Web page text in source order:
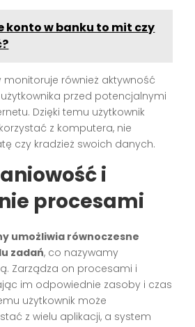
konto w banku to mit czy
również aktywność
przed potencjalnymi
Dzięki temu użytkownik
z komputera, nie
czy kradzież swoich danych.
i
procesami
umożliwia równoczesne
zadań, co nazywamy
Zarządza on procesami i
im odpowiednie zasoby i czas
użytkownik może
z wielu aplikacji, a system